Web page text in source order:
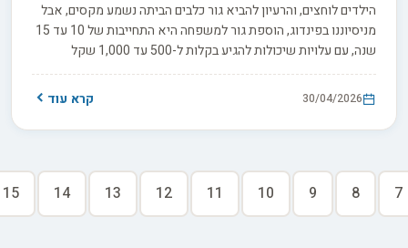
הילדים לוחצים, והרעיון להביא גור כלבים הביתה נשמע מקסים, אבל
מניסיוננו בפינדוג, הוספת גור למשפחה היא התחייבות של 10 עד 15
שנה, עם עלויות שיכולות להגיע בקלות ל-500 עד 1,000 שקל
בחודש, עוד לפני הוצאות בלתי צפויות. השאלה האמתית היא לא אם
הילדים רוצים, אלא אם אתם, ההורים, באמת מוכנים. במדריך הזה
ריכזנו את השאלות המכריעות שיעזרו לכם להבין בדיוק זאת.
30/04/2026 קרא עוד
7
8
9
10
11
12
13
14
15